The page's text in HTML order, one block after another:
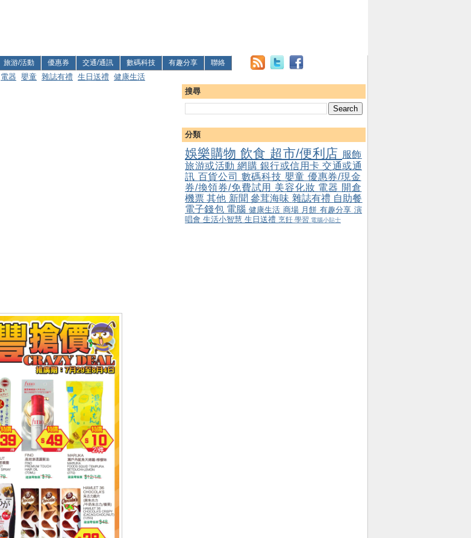
旅游/活動 優惠券 交通/通訊 數碼科技 有趣分享 聯絡
電器 嬰童 雜誌有禮 生日送禮 健康生活
搜尋
分類
娛樂購物 飲食 超市/便利店 服飾
旅游或活動 網購 銀行或信用卡 交通或通
訊 百貨公司 數碼科技 嬰童 優惠券/現金
券/換領券/免費試用 美容化妝 電器 開倉
機票其他 新聞參茸海味 雜誌有禮 自助餐
電子錢包 電腦 健康生活 商場 月餅 有趣分享 演
唱會 生活小智慧 生日送禮 烹飪 學習 電腦小貼士